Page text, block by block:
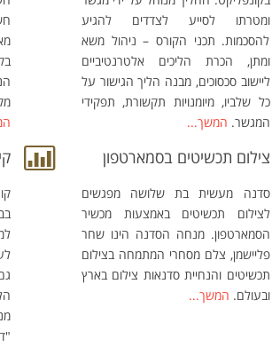
ומטרתו לסייע לצדדים להגיע
להסכמות. תכני הקורס – ניהול משא
ומתן, הכרת הליכים אלטרנטיביים
ליישוב סכסוכים, מבנה הליך הגישור על
כל שלביו, מיומנויות תקשורת, תפקידי
המגשר. המשך...
צילום תכשיטים בסמארטפון
סדנה מעשית בת שלושה מפגשים
לצילום תכשיטים באמצעות מכשיר
הסמארטפון. מנחה הסדנה הינו שחר
פליישמן, צלם מסחרי המתמחה בצילום
תכשיטים והנחיית סדנאות צילום בארץ
ובעולם. המשך...